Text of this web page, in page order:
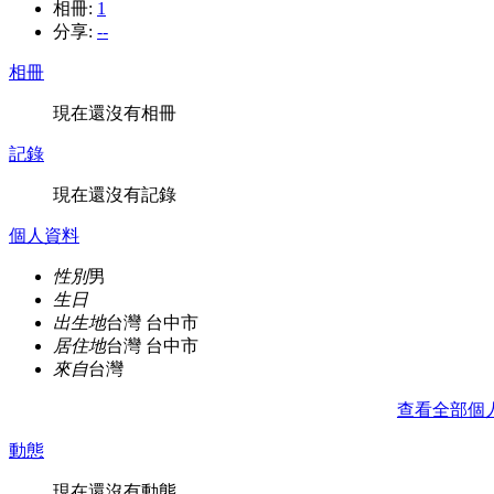
相冊: 1
分享: --
相冊
現在還沒有相冊
記錄
現在還沒有記錄
個人資料
性別男
生日
出生地台灣 台中市
居住地台灣 台中市
來自台灣
查看全部個
動態